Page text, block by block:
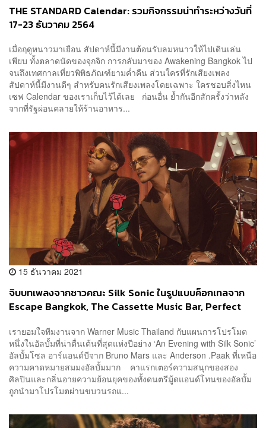
THE STANDARD Calendar: รวมกิจกรรมน่าทำระหว่างวันที่
17-23 ธันวาคม 2564
เมื่อฤดูหนาวมาเยือน สัปดาห์นี้มีงานต้อนรับลมหนาวให้ไปเดินเล่น
เพียบ ทั้งตลาดนัดของจุกจิก การกลับมาของ Awakening Bangkok ไป
จนถึงเทศกาลเที่ยวพิพิธภัณฑ์ยามค่ำคืน ส่วนใครที่รักเสียงเพลง
สัปดาห์นี้มีงานดีๆ สำหรับคนรักเสียงเพลงโดยเฉพาะ ใครชอบสิ่งไหน
เซฟ Calendar ของเราเก็บไว้ได้เลย ก่อนอื่น ย้ำกันอีกสักครั้งว่าหลัง
จากที่รัฐผ่อนคลายให้ร้านอาหาร...
15 ธันวาคม 2021
จิบบทเพลงจากชาวคณะ Silk Sonic ในรูปแบบค็อกเทลจาก
Escape Bangkok, The Cassette Music Bar, Perfect
เรายอมใจทีมงานจาก Warner Music Thailand กับแผนการโปรโมต
หนึ่งในอัลบั้มที่น่าตื่นเต้นที่สุดแห่งปีอย่าง ‘An Evening with Silk Sonic’
อัลบั้มโซล อาร์แอนด์บีจาก Bruno Mars และ Anderson .Paak ที่เหนือ
ความคาดหมายสมมงอัลบั้มมาก คาแรกเตอร์ความสนุกของสอง
ศิลปินและกลิ่นอายความย้อนยุคของทั้งดนตรีมู้ดแอนด์โทนของอัลบั้ม
ถูกนำมาโปรโมตผ่านขบวนรถแ...